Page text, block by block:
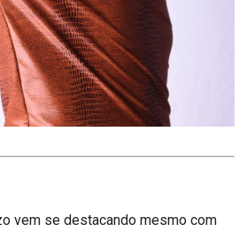
vem se destacando mesmo com